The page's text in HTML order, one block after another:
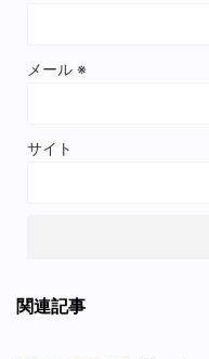
メール ※
サイト
関連記事